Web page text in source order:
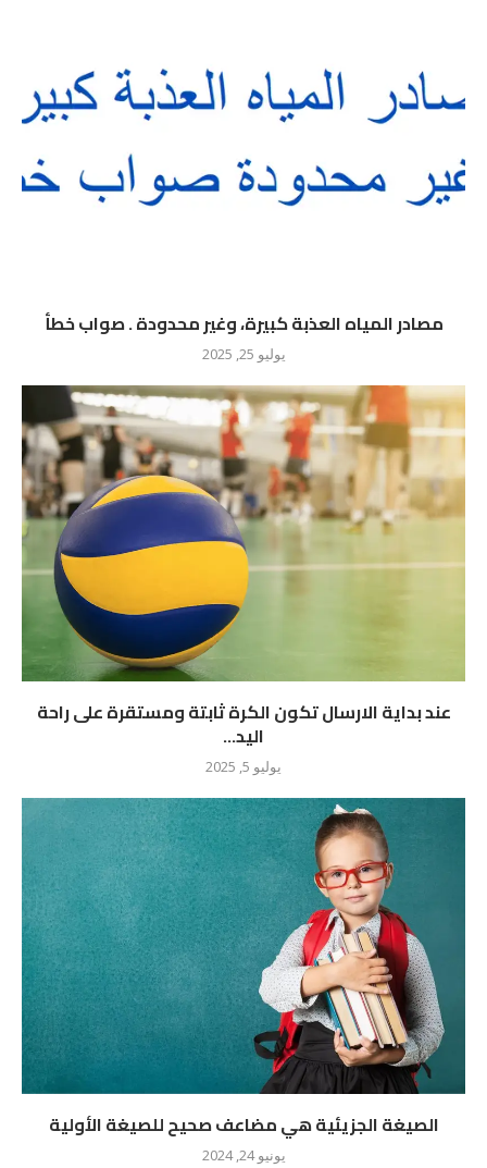
مصادر المياه العذبة كبيرة، وغير محدودة . صواب خطأ
يوليو 25, 2025
عند بداية الارسال تكون الكرة ثابتة ومستقرة على راحة
اليد...
يوليو 5, 2025
الصيغة الجزيئية هي مضاعف صحيح للصيغة الأولية
يونيو 24, 2024